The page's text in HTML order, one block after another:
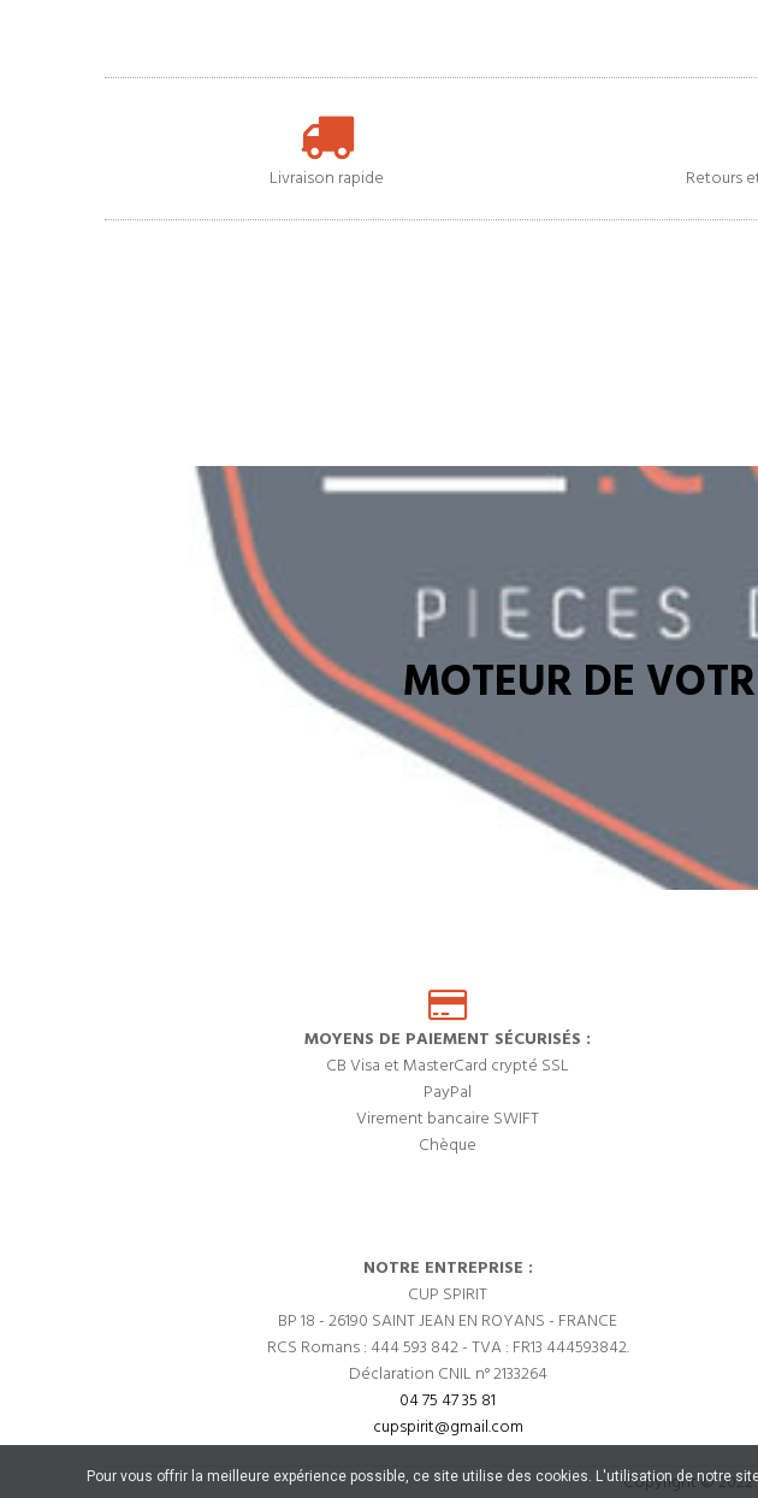
Livraison rapide Retours
MOTEUR DE
MOYENS DE PAIEMENT SÉCURISÉS :
CB Visa et MasterCard crypté SSL
PayPal
Virement bancaire SWIFT
Chèque
NOTRE ENTREPRISE :
CUP SPIRIT
BP 18 - 26190 SAINT JEAN EN ROYANS - FRANCE
RCS Romans : 444 593 842 - TVA : FR13 444593842.
Déclaration CNIL n° 2133264
04 75 47 35 81
cupspirit@gmail.com
Copyright © 2022
Pour vous offrir la meilleure expérience possible, ce site utilise des cookies. L'utilisation de notre